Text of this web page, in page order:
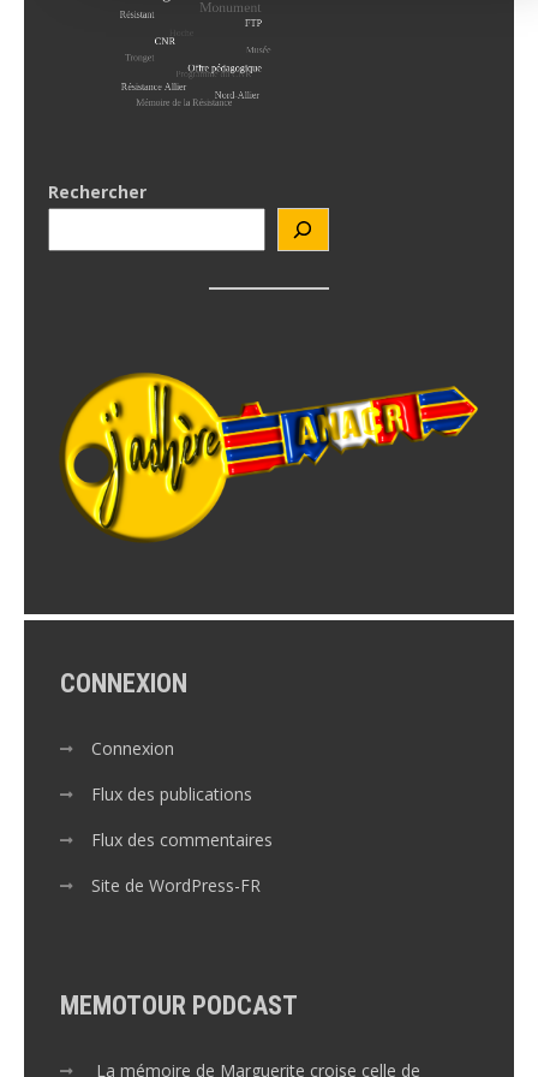
Rechercher
CONNEXION
Connexion
Flux des publications
Flux des commentaires
Site de WordPress-FR
MEMOTOUR PODCAST
La mémoire de Marguerite croise celle de